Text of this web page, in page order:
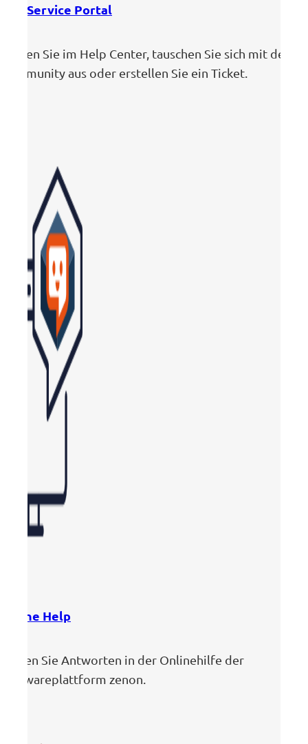
Self Service Portal
Suchen Sie im Help Center, tauschen Sie sich mit der
Community aus oder erstellen Sie ein Ticket.
Online Help
Finden Sie Antworten in der Onlinehilfe der
Softwareplattform zenon.